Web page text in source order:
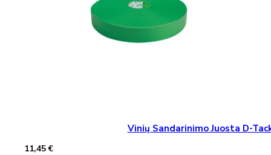
Vinių Sandarinimo Juosta D-
11,45€